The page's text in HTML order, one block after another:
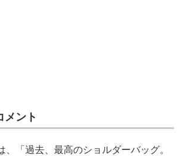
メント
「過去、最高のショルダーバッグ。